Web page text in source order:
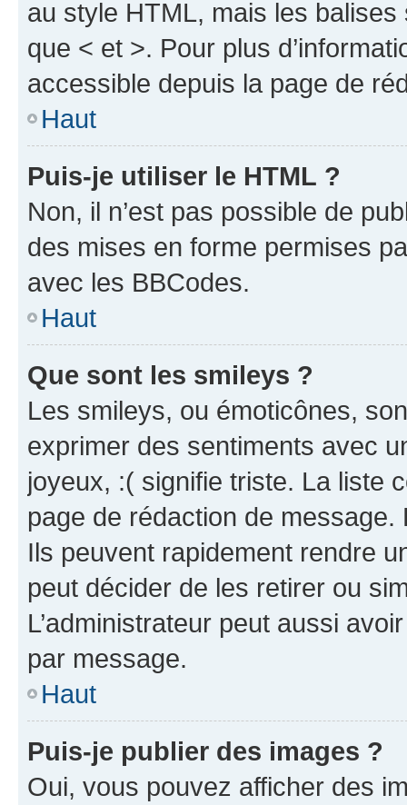
au style HTML, mais les
que < et >. Pour plus
accessible depuis la page de
Haut
Puis-je utiliser le HTML ?
Non, il n’est pas possible de
des mises en forme permises
avec les BBCodes.
Haut
Que sont les smileys ?
Les smileys, ou émoticônes,
exprimer des sentiments avec
joyeux, :( signifie triste. La liste
page de rédaction de
Ils peuvent rapidement rendre
peut décider de les retirer ou
L’administrateur peut aussi
par message.
Haut
Puis-je publier des images ?
Oui, vous pouvez afficher des